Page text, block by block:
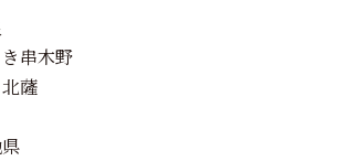
串木野
薩